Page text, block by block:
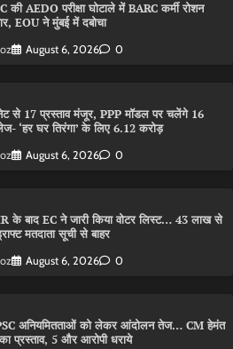
की AEDO परीक्षा घोटाले में BARC कर्मी रोशन
EOU ने मुंबई में दबोचा
August 6, 2026 0
से 17 प्रस्ताव मंजूर, PPP मॉडल पर चलेंगे 16
‘हर घर तिरंगा’ के लिए 6.12 करोड़
August 6, 2026 0
के बाद EC ने जारी किया वोटर लिस्ट… 43 लाख से
मतदाता सूची से बाहर
August 6, 2026 0
अनियमितताओं को लेकर आंदोलन तेज… CM हेमंत
का प्रस्ताव, 5 और आरोपी धराये